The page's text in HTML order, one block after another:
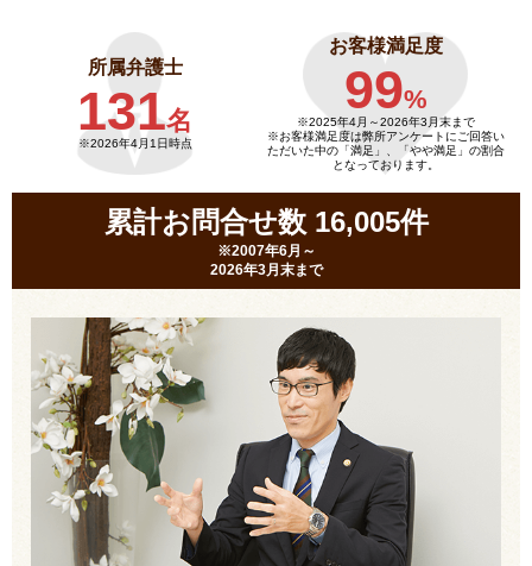
所属弁護士
131名
※2026年4月1日時点
お客様満足度
99%
※2025年4月～2026年3月末まで
※お客様満足度は弊所アンケートにご回答い
ただいた中の「満足」、「やや満足」の割合
となっております。
累計お問合せ数 16,005件
※2007年6月～
2026年3月末まで